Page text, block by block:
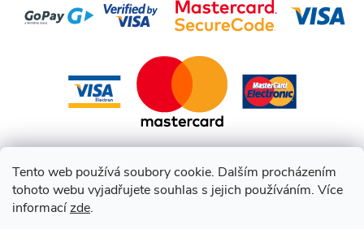
Tento web používá soubory cookie. Dalším procházením
tohoto webu vyjadřujete souhlas s jejich používáním. Více
informacízde.